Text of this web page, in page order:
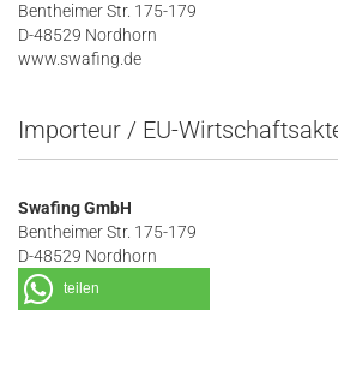
Bentheimer Str. 175-179
D-48529 Nordhorn
www.swafing.de
Importeur / EU-
Swafing GmbH
Bentheimer Str. 175-179
D-48529 Nordhorn
teilen